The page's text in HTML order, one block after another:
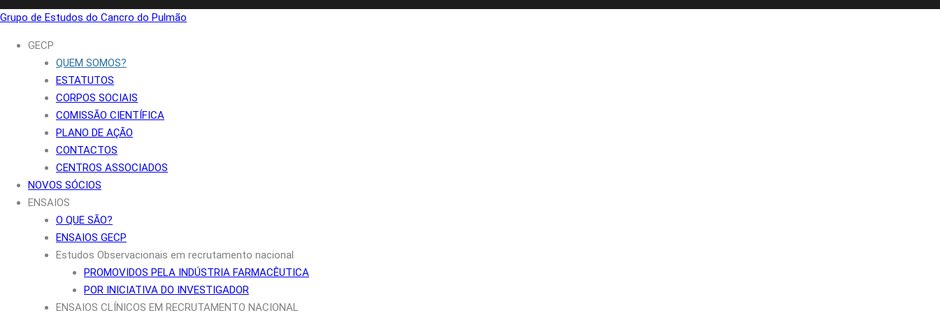
Grupo de Estudos do Cancro do Pulmão
GECP
QUEM SOMOS?
ESTATUTOS
CORPOS SOCIAIS
COMISSÃO CIENTÍFICA
PLANO DE AÇÃO
CONTACTOS
CENTROS ASSOCIADOS
NOVOS SÓCIOS
ENSAIOS
O QUE SÃO?
ENSAIOS GECP
Estudos Observacionais em recrutamento nacional
PROMOVIDOS PELA INDÚSTRIA FARMACÊUTICA
POR INICIATIVA DO INVESTIGADOR
ENSAIOS CLÍNICOS EM RECRUTAMENTO NACIONAL